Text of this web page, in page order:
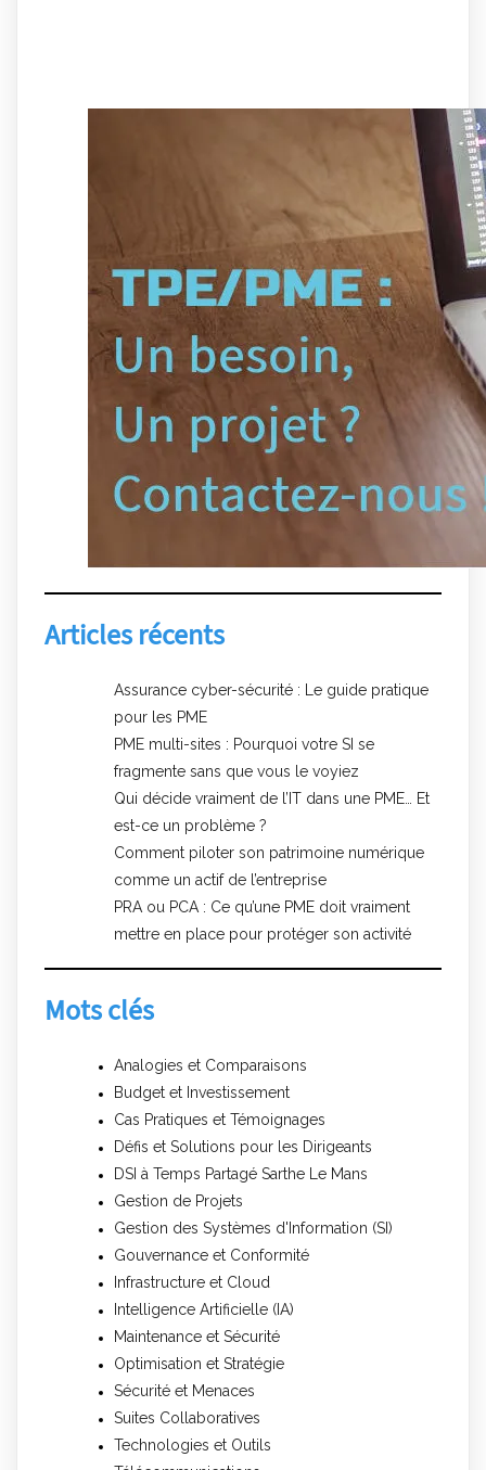
Articles récents
Assurance cyber-sécurité : Le guide pratique
pour les PME
PME multi-sites : Pourquoi votre SI se
fragmente sans que vous le voyiez
Qui décide vraiment de l’IT dans une PME… Et
est-ce un problème ?
Comment piloter son patrimoine numérique
comme un actif de l’entreprise
PRA ou PCA : Ce qu’une PME doit vraiment
mettre en place pour protéger son activité
Mots clés
Analogies et Comparaisons
Budget et Investissement
Cas Pratiques et Témoignages
Défis et Solutions pour les Dirigeants
DSI à Temps Partagé Sarthe Le Mans
Gestion de Projets
Gestion des Systèmes d'Information (SI)
Gouvernance et Conformité
Infrastructure et Cloud
Intelligence Artificielle (IA)
Maintenance et Sécurité
Optimisation et Stratégie
Sécurité et Menaces
Suites Collaboratives
Technologies et Outils